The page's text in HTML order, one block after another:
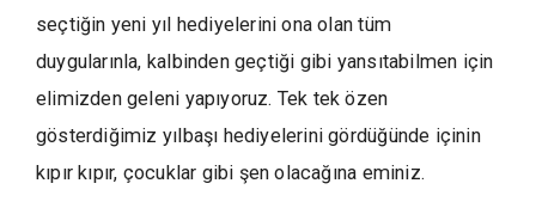
seçtiğin yeni yıl hediyelerini ona olan tüm
duygularınla, kalbinden geçtiği gibi yansıtabilmen için
elimizden geleni yapıyoruz. Tek tek özen
gösterdiğimiz yılbaşı hediyelerini gördüğünde içinin
kıpır kıpır, çocuklar gibi şen olacağına eminiz.